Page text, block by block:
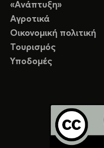
«Ανάπτυξη»
Αγροτικά
Οικονομική πολιτική
Τουρισμός
Υποδομές